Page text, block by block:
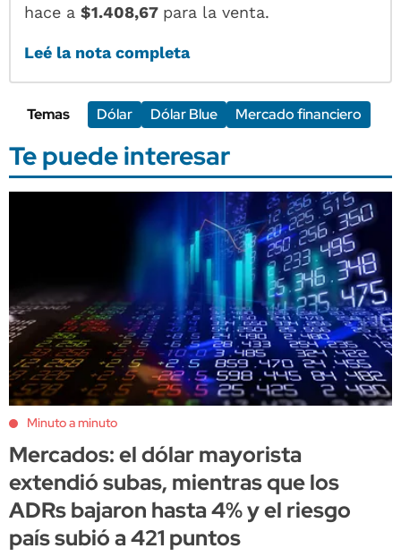
hace a$1.408,67 para la venta.
Leé la nota completa
Temas Dólar Dólar Blue Mercado financiero
Te puede interesar
Minuto a minuto
Mercados: el dólar mayorista
extendió subas, mientras que los
ADRs bajaron hasta 4% y el riesgo
país subió a 421 puntos